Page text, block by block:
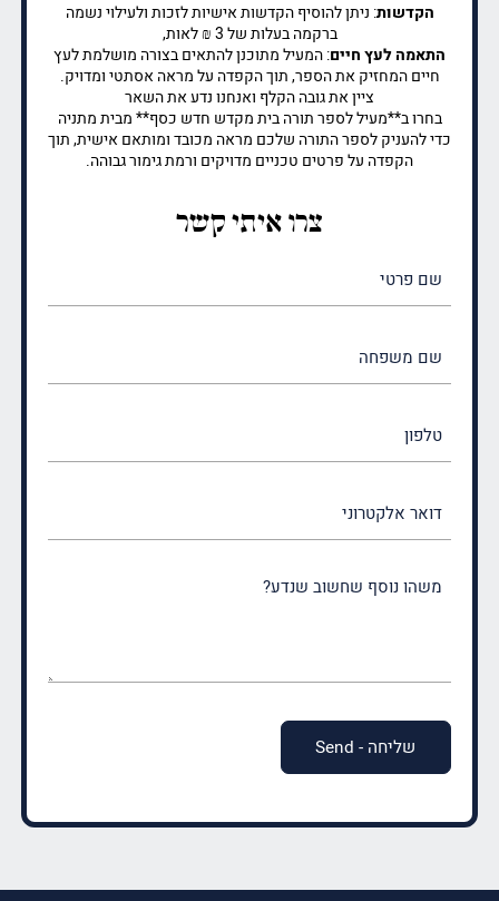
הקדשות: ניתן להוסיף הקדשות אישיות לזכות ולעילוי נשמה
ברקמה בעלות של 3 ₪ לאות,
התאמה לעץ חיים: המעיל מתוכנן להתאים בצורה מושלמת לעץ
חיים המחזיק את הספר, תוך הקפדה על מראה אסתטי ומדויק.
ציין את גובה הקלף ואנחנו נדע את השאר
בחרו ב**מעיל לספר תורה בית מקדש חדש כסף** מבית מתניה
כדי להעניק לספר התורה שלכם מראה מכובד ומותאם אישית, תוך
הקפדה על פרטים טכניים מדויקים ורמת גימור גבוהה.
צרו איתי קשר
(חובה)
(חובה)